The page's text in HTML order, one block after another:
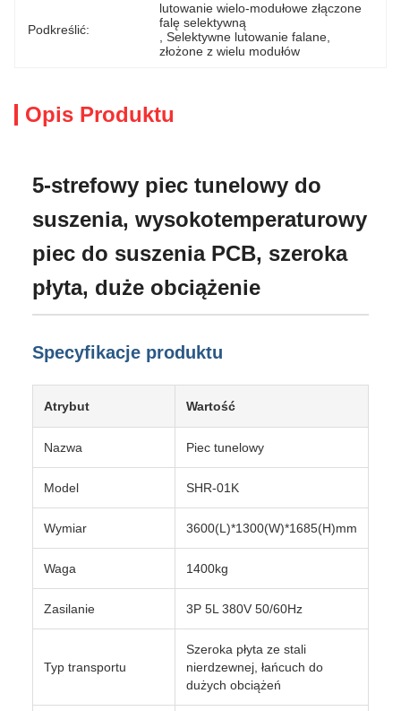
Podkreślić:
lutowanie wielo-modułowe złączone
falę selektywną
, Selektywne lutowanie falane
złożone z wielu modułów
Opis Produktu
5-strefowy piec tunelowy do
suszenia, wysokotemperaturowy
piec do suszenia PCB, szeroka
płyta, duże obciążenie
Specyfikacje produktu
Atrybut Wartość
Nazwa Piec tunelowy
Model SHR-01K
Wymiar 3600(L)*1300(W)*1685(H)mm
Waga 1400kg
Zasilanie 3P 5L 380V 50/60Hz
Typ transportu
Szeroka płyta ze stali
nierdzewnej, łańcuch do
dużych obciążeń